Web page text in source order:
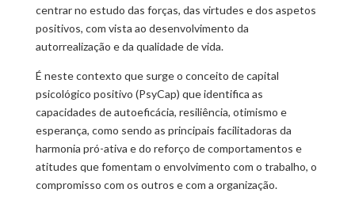
centrar no estudo das forças, das virtudes e dos aspetos
positivos, com vista ao desenvolvimento da
autorrealização e da qualidade de vida.
É neste contexto que surge o conceito de capital
psicológico positivo (PsyCap) que identifica as
capacidades de autoeficácia, resiliência, otimismo e
esperança, como sendo as principais facilitadoras da
harmonia pró-ativa e do reforço de comportamentos e
atitudes que fomentam o envolvimento com o trabalho, o
compromisso com os outros e com a organização.